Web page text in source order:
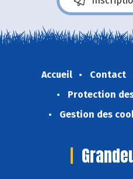
Accueil Contact
Protection
Gestion des